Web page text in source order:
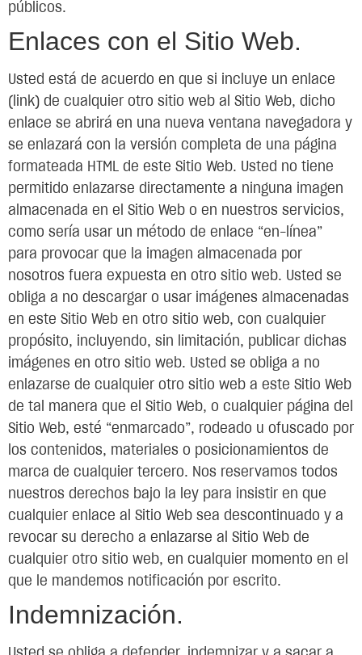
públicos.
Enlaces con el Sitio Web.
Usted está de acuerdo en que si incluye un enlace
(link) de cualquier otro sitio web al Sitio Web, dicho
enlace se abrirá en una nueva ventana navegadora y
se enlazará con la versión completa de una página
formateada HTML de este Sitio Web. Usted no tiene
permitido enlazarse directamente a ninguna imagen
almacenada en el Sitio Web o en nuestros servicios,
como sería usar un método de enlace “en-línea”
para provocar que la imagen almacenada por
nosotros fuera expuesta en otro sitio web. Usted se
obliga a no descargar o usar imágenes almacenadas
en este Sitio Web en otro sitio web, con cualquier
propósito, incluyendo, sin limitación, publicar dichas
imágenes en otro sitio web. Usted se obliga a no
enlazarse de cualquier otro sitio web a este Sitio Web
de tal manera que el Sitio Web, o cualquier página del
Sitio Web, esté “enmarcado”, rodeado u ofuscado por
los contenidos, materiales o posicionamientos de
marca de cualquier tercero. Nos reservamos todos
nuestros derechos bajo la ley para insistir en que
cualquier enlace al Sitio Web sea descontinuado y a
revocar su derecho a enlazarse al Sitio Web de
cualquier otro sitio web, en cualquier momento en el
que le mandemos notificación por escrito.
Indemnización.